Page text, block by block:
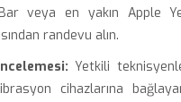
veya en yakın Apple
randevu alın.
Yetkili
cihazlarına